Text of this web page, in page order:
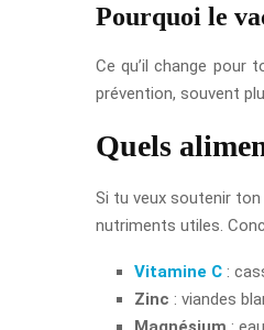
Pourquoi le
Ce qu’il change pour
prévention, souvent
Quels
Si tu veux soutenir ton
nutriments utiles.
Vitamine C :
Zinc : viandes